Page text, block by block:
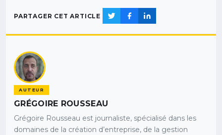
PARTAGER CET ARTICLE
AUTEUR
GRÉGOIRE ROUSSEAU
Grégoire Rousseau est journaliste, spécialisé dans les
domaines de la création d’entreprise, de la gestion